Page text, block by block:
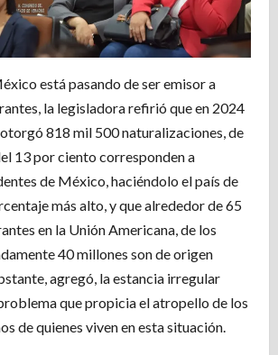
está pasando de ser emisor a
la legisladora refirió que en 2024
818 mil 500 naturalizaciones, de
13 por ciento corresponden a
de México, haciéndolo el país de
más alto, y que alrededor de 65
en la Unión Americana, de los
40 millones son de origen
agregó, la estancia irregular
que propicia el atropello de los
de quienes viven en esta situación.